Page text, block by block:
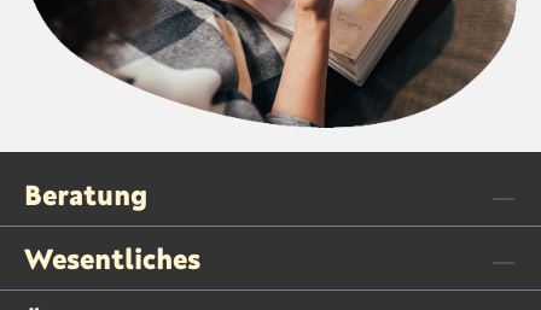
Beratung
Wesentliches